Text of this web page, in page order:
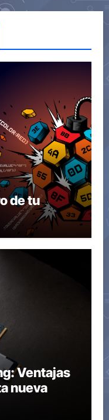
de tu
Ventajas
nueva